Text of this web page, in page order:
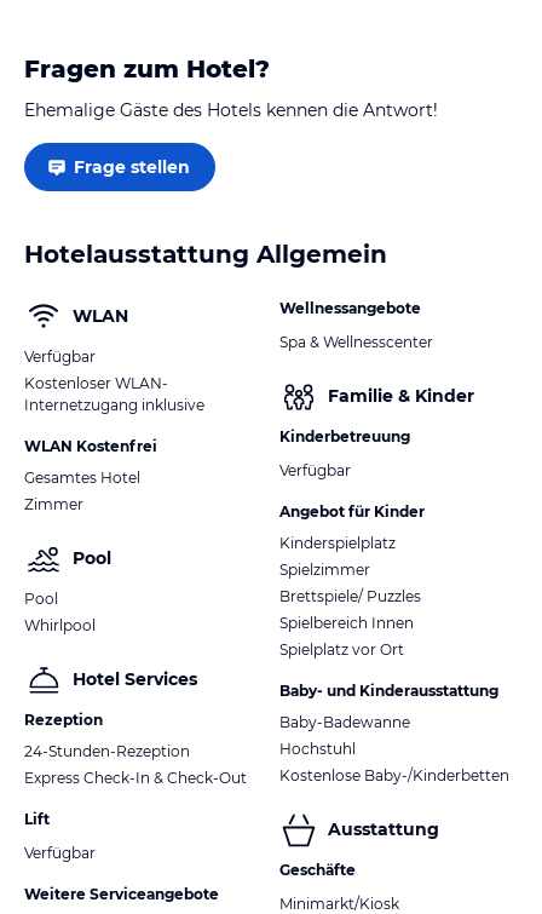
Fragen zum Hotel?
Ehemalige Gäste des Hotels kennen die Antwort!
Frage stellen
Hotelausstattung Allgemein
WLAN
Verfügbar
Kostenloser WLAN-
Internetzugang inklusive
WLAN Kostenfrei
Gesamtes Hotel
Zimmer
Pool
Pool
Whirlpool
Hotel Services
Rezeption
24-Stunden-Rezeption
Express Check-In & Check-Out
Lift
Verfügbar
Weitere Serviceangebote
Wellnessangebote
Spa & Wellnesscenter
Familie & Kinder
Kinderbetreuung
Verfügbar
Angebot für Kinder
Kinderspielplatz
Spielzimmer
Brettspiele/ Puzzles
Spielbereich Innen
Spielplatz vor Ort
Baby- und Kinderausstattung
Baby-Badewanne
Hochstuhl
Kostenlose Baby-/Kinderbetten
Ausstattung
Geschäfte
Minimarkt/Kiosk